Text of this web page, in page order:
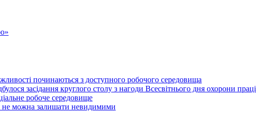
починаються з доступного робочого середовища
засідання круглого столу з нагоди Всесвітнього дня охорони праці
робоче середовище
не можна залишати невидимими